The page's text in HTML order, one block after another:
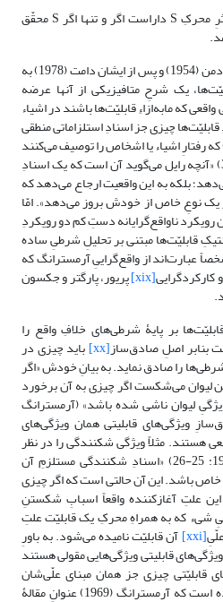
A قابلیتِ D را به نمایشِ M در اثرِ محرکِ S داراست اگر و تنها اگر S محقّق
رایل به پیروی از کارنپ همراه با گودمن (1954) و پس از ایشان دامت (1978) به
یک شرحِ متافیزیکی از آنها عرضه
که مابه‌ازاءِ قابلیّت‌ها باشند در اشیاء
چیزی جز اسنادِ استلزاماتی منطقی
رفتارِ اشیاء یا اشخاص را توصیف می‌کنند
نیست. به بیانِ مامفورد (1998: 39) «آنچه رایل می‌گوید آن است که یک اسنادِ
بلکه به این واقعیت ارجاع می‌دهد که
از یک نوعِ خاص از خودش بروز می‌دهد». امّا
رویکرد ناواقع‌گرایانه دستِ کم دو رویکردِ
قابلیّت‌ها مبتنی بر تحلیلِ شرطیِ ساده
عبارت‌اند از واقع‌گراییِ آرمسترانگ که
[xix] پریور، پارگتر و جکسون
بر پایۀ شرطی‌های خلافِ واقع را
بنابر اصلِ صادق‌ساز[xx] باید چیزی در
را صادق نماید. به بیانِ خودش «اگر
می‌شکست اگر چیزی به آن برخورد
لیوان ناشی شده باشد» (آرمسترانگ
صادق‌سازِ ویژگی‌های قابلیتی همان ویژگی‌های
هستند. مثلاً ویژگی شکنندگی را در نظر
بگیرید. به زعمِ آرمسترانگ (1969: 25-26) «اسنادِ شکنندگی مستلزمِ آن
باشد. این آن حالتی است که اگر چیزی
علتِ آغازکننده واقعاً اسبابِ شکستنِ
شیء که به همراهِ محرکِ یک قابلیّت علتِ
[xxi] آن قابلیّت نامیده می‌شود. به باورِ
23) مبنای علیِ ویژگی‌های قابلیتی ویژگی‌هایی مقولی هستند
قابلیّتی چیزی جز همان مبنای علّی‌شان
نیستند. دقیقاً به همین دلیل بوده است که آرمسترانگ (1969) عنوانِ مقالۀ